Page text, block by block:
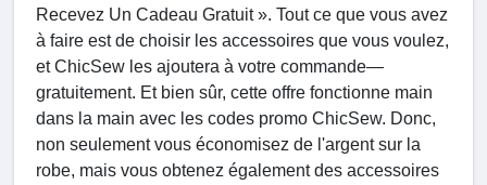
Recevez Un Cadeau Gratuit ». Tout ce que vous avez
à faire est de choisir les accessoires que vous voulez,
et ChicSew les ajoutera à votre commande—
gratuitement. Et bien sûr, cette offre fonctionne main
dans la main avec les codes promo ChicSew. Donc,
non seulement vous économisez de l'argent sur la
robe, mais vous obtenez également des accessoires